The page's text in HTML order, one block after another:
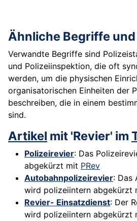
Ähnliche Begriffe
Verwandte Begriffe sind
und Polizeiinspektion, die oft
werden, um die physischen
organisatorischen Einheiten der
beschreiben, die in einem
sind.
Artikel mit 'Revier' im
Polizeirevier: Das
abgekürzt mit PRev
Autobahnpolizeirevier: Das
wird polizeiintern abgekürzt
Revier- Einsatzdienst: Der
wird polizeiintern abgekürzt